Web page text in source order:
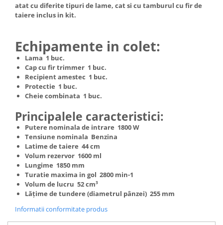
atat cu diferite tipuri de lame, cat si cu tamburul cu fir de
taiere inclus in kit.
Echipamente in colet:
Lama 1 buc.
Cap cu fir trimmer 1 buc.
Recipient amestec 1 buc.
Protectie 1 buc.
Cheie combinata 1 buc.
Principalele caracteristici:
Putere nominala de intrare 1800 W
Tensiune nominala Benzina
Latime de taiere 44 cm
Volum rezervor 1600 ml
Lungime 1850 mm
Turatie maxima in gol 2800 min-1
Volum de lucru 52 cm³
Lățime de tundere (diametrul pânzei) 255 mm
Informatii conformitate produs